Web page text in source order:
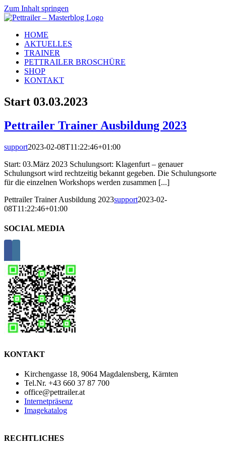
Zum Inhalt springen
HOME
AKTUELLES
TRAINER
PETTRAILER BROSCHÜRE
SHOP
KONTAKT
Start 03.03.2023
Pettrailer Trainer Ausbildung 2023
support2023-02-08T11:22:46+01:00
Start: 03.März 2023 Schulungsort: Klagenfurt – genauer
Schulungsort wird rechtzeitig bekannt gegeben. Die Schulungsorte
für die einzelnen Workshops werden zusammen [...]
Pettrailer Trainer Ausbildung 2023support2023-02-
08T11:22:46+01:00
SOCIAL MEDIA
KONTAKT
Kirchengasse 18, 9064 Magdalensberg, Kärnten
Tel.Nr. +43 660 37 87 700
office@pettrailer.at
Internetpräsenz
Imagekatalog
RECHTLICHES